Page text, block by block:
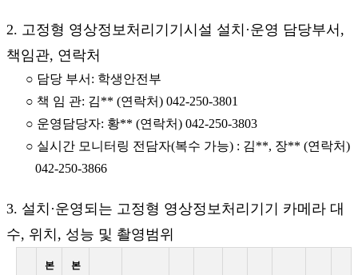
2. 고정형 영상정보처리기기시설 설치·운영 담당부서,
책임관, 연락처
○ 담당 부서: 학생안전부
○ 책 임 관: 김** (연락처) 042-250-3801
○ 운영담당자: 황** (연락처) 042-250-3803
○ 실시간 모니터링 전담자(복수 가능) : 김**, 장** (연락처)
042-250-3866
3. 설치·운영되는 고정형 영상정보처리기기 카메라 대
수, 위치, 성능 및 촬영범위
본
본